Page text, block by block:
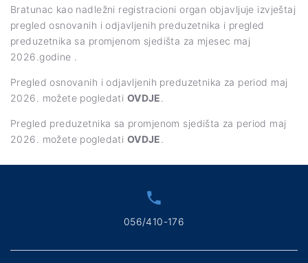
Bratunac kao nadležni registracioni organ objavljuje izvještaj
pregled osnovanih i odjavljenih preduzetnika i pregled
preduzetnika sa promjenom sjedišta za mjesec maj
2026.godine .
Pregled osnovanih i odjavljenih preduzetnika za period maj
2026. možete pogledati OVDJE
Pregled preduzetnika sa promjenom sjedišta za period maj
2026. možete pogledati OVDJE
056/410-176